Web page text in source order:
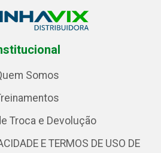
Somos
Troca e Devolução
E TERMOS DE USO DE